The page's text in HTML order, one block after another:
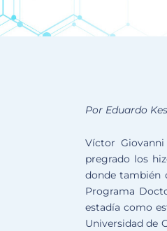
Por Eduardo
Víctor
pregrado los
donde también
Programa
estadía como
Universidad de